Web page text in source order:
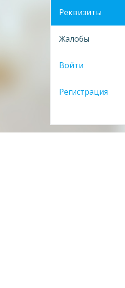
Реквизиты
Жалобы
Войти
Регистрация